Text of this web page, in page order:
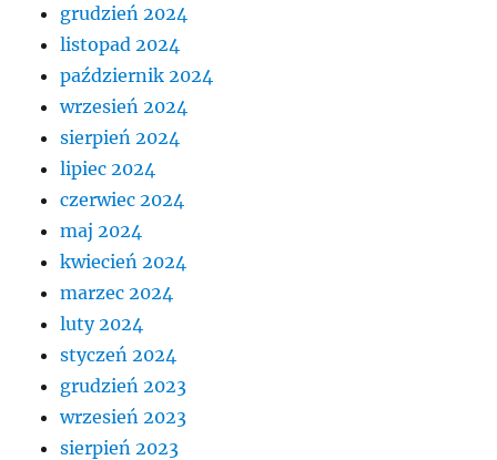
grudzień 2024
listopad 2024
październik 2024
wrzesień 2024
sierpień 2024
lipiec 2024
czerwiec 2024
maj 2024
kwiecień 2024
marzec 2024
luty 2024
styczeń 2024
grudzień 2023
wrzesień 2023
sierpień 2023